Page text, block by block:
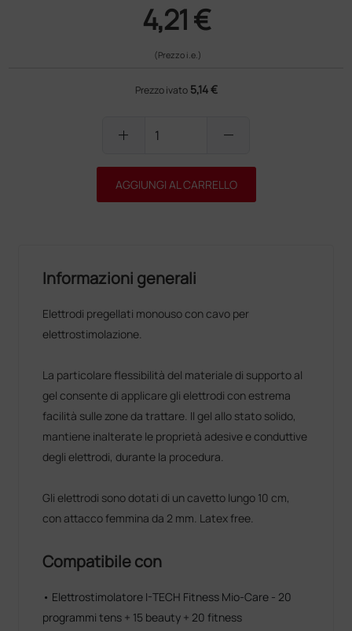
4,21 €
(Prezzo i.e.)
Prezzo ivato 5,14 €
add remove
AGGIUNGI AL CARRELLO
Informazioni generali
Elettrodi pregellati monouso con cavo per
elettrostimolazione.
La particolare flessibilità del materiale di supporto al
gel consente di applicare gli elettrodi con estrema
facilità sulle zone da trattare. Il gel allo stato solido,
mantiene inalterate le proprietà adesive e conduttive
degli elettrodi, durante la procedura.
Gli elettrodi sono dotati di un cavetto lungo 10 cm,
con attacco femmina da 2 mm. Latex free.
Compatibile con
• Elettrostimolatore I-TECH Fitness Mio-Care - 20
programmi tens + 15 beauty + 20 fitness